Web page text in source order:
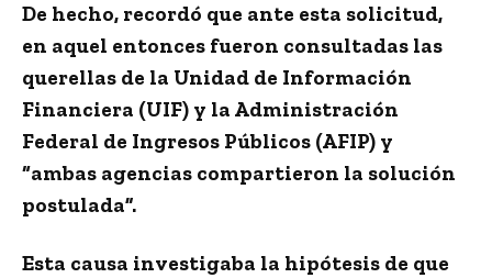
De hecho, recordó que ante esta solicitud,
en aquel entonces fueron consultadas las
querellas de la Unidad de Información
Financiera (UIF) y la Administración
Federal de Ingresos Públicos (AFIP) y
“ambas agencias compartieron la solución
postulada”.
Esta causa investigaba la hipótesis de que